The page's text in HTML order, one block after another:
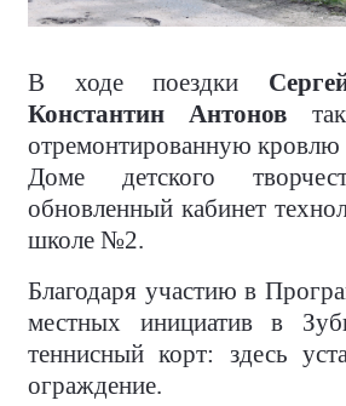
В ходе поездки
Константин Антонов
отремонтированную кровлю
Доме детского
обновленный кабинет
школе №2.
Благодаря участию в
местных инициатив в
теннисный корт: здесь
ограждение.